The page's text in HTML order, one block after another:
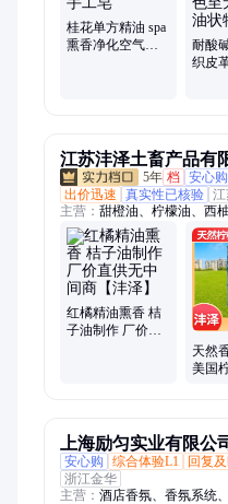
桂花单方精油 spa
熏香净化空气按
耐酸
织皮
江苏沣泽土畜产品有
5年 档 安心购
出价迅速
真实性已核验
主营： 甜橙油、柠檬油、西
丁香油
红橘精油熏香 桔
子油制作 厂价直
天然
美国
上海励匀实业有限公
安心购
综合体验L1 回复
浙江金华
主营： 酒店香氛、香氛系统